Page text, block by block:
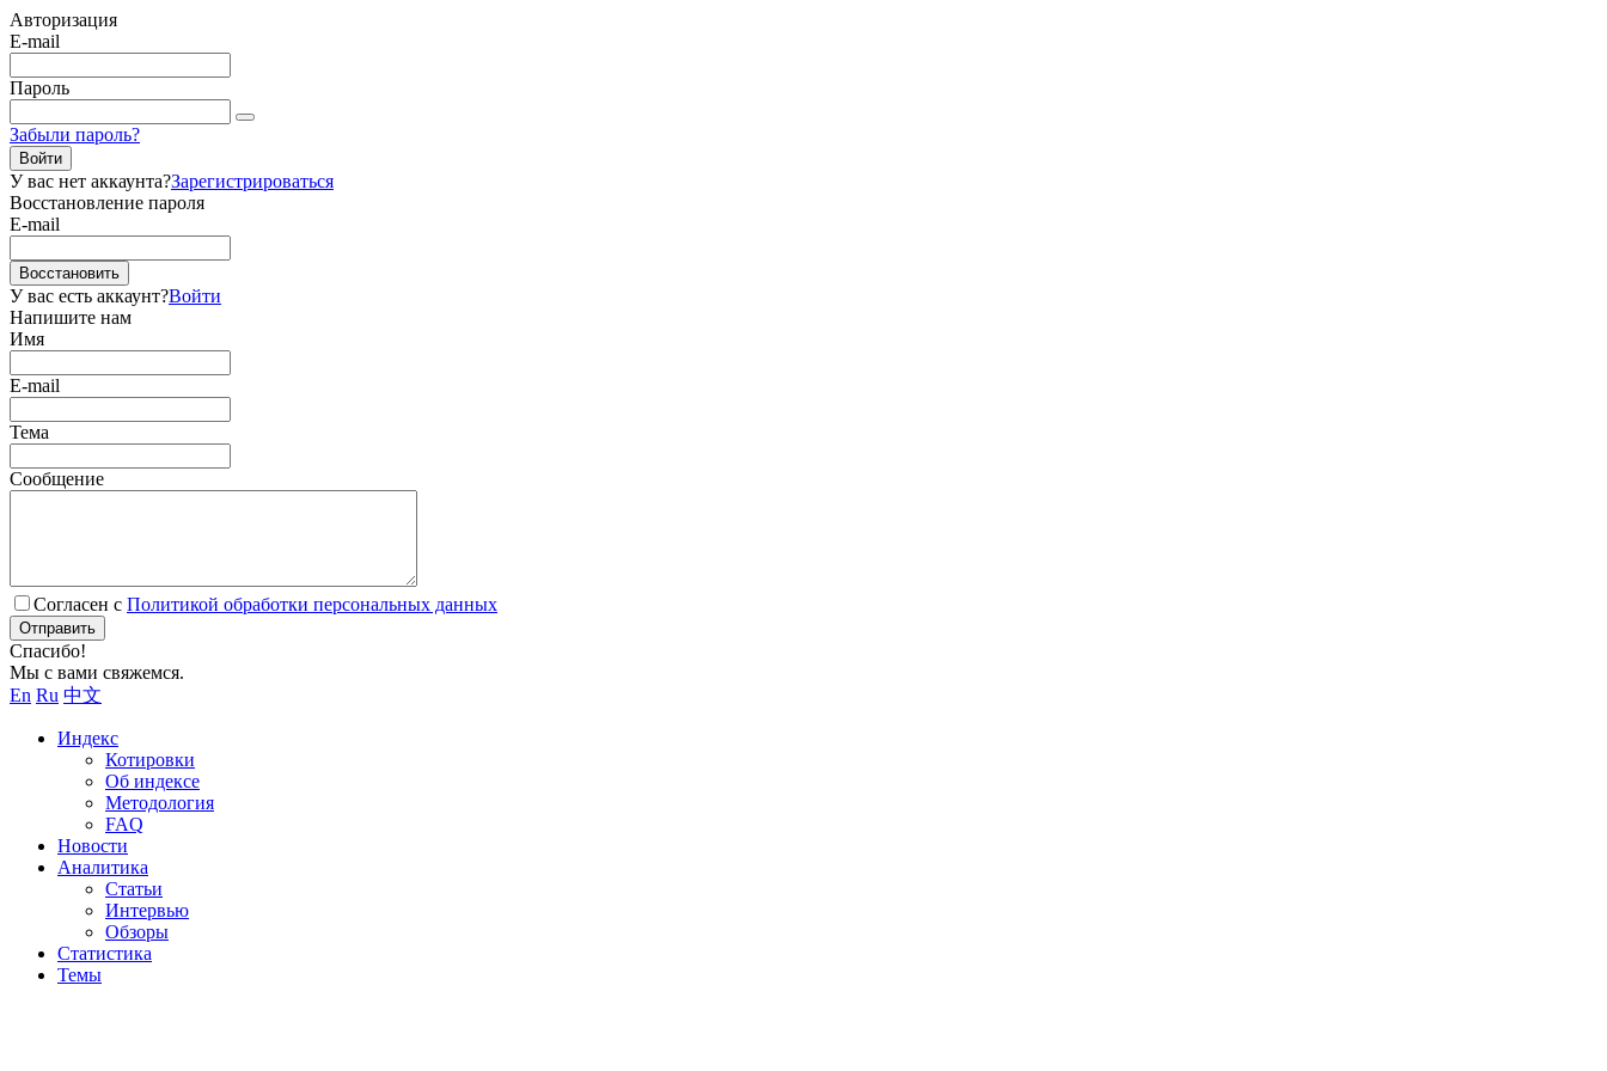
Авторизация
E-mail
Пароль
Забыли пароль?
Войти
У вас нет аккаунта?Зарегистрироваться
Восстановление пароля
E-mail
Восстановить
У вас есть аккаунт?Войти
Напишите нам
Имя
E-mail
Тема
Сообщение
Согласен с Политикой обработки персональных данных
Отправить
Спасибо!
Мы с вами свяжемся.
En Ru 中文
Индекс
Котировки
Об индексе
Методология
FAQ
Новости
Аналитика
Статьи
Интервью
Обзоры
Статистика
Темы